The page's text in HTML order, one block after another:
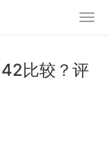
比较？评